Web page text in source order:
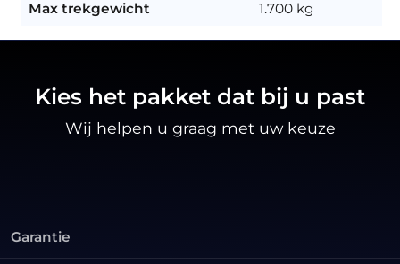
Max trekgewicht 1.700 kg
Kies het pakket dat bij u past
Wij helpen u graag met uw keuze
Garantie